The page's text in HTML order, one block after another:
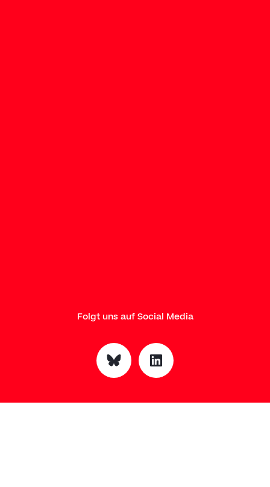
Folgt uns auf Social Media